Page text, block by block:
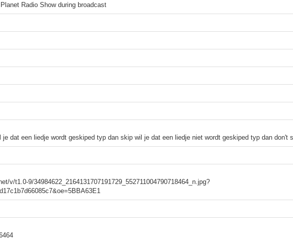
Radio Show during broadcast
dat een liedje wordt geskiped typ dan skip wil je dat een liedje niet wordt geskiped typ dan don't
v/t1.0-9/34984622_2164131707191729_552711004790718464_n.jpg?